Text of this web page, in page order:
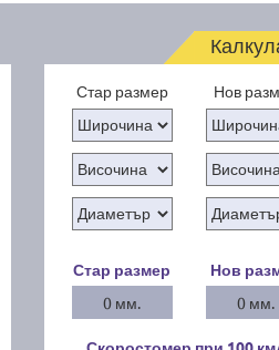
Стар размер Нов
Стар размер
0 мм.
Нов
0 мм.